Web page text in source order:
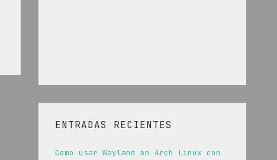
ENTRADAS RECIENTES
Como usar Wayland en Arch Linux con